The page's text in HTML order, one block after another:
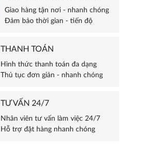
Giao hàng tận nơi - nhanh chóng
Đảm bảo thời gian - tiến độ
THANH TOÁN
Hình thức thanh toán đa dạng
Thủ tục đơn giản - nhanh chóng
TƯ VẤN 24/7
Nhân viên tư vấn làm việc 24/7
Hỗ trợ đặt hàng nhanh chóng